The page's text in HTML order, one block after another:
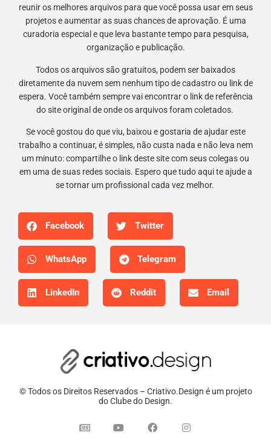
reunir os melhores arquivos para que você possa usar em seus
projetos e aumentar as suas chances de aprovação. É uma
curadoria especial e que leva bastante tempo para pesquisa,
organização e publicação.
Todos os arquivos são gratuitos, podem ser baixados
diretamente da nuvem sem nenhum tipo de cadastro ou link de
espera. Você também sempre vai encontrar o link de referência
do site original de onde os arquivos foram coletados.
Se você gostou do que viu, baixou e gostaria de ajudar este
trabalho a continuar, é simples, não custa nada e não leva nem
um minuto: compartilhe o link deste site com seus colegas ou
em uma de suas redes sociais. Espero que tudo aqui te ajude a
se tornar um profissional cada vez melhor.
Facebook Twitter
WhatsApp Telegram
LinkedIn Reddit Email
© Todos os Direitos Reservados – Criativo.Design é um projeto
do Clube do Design.